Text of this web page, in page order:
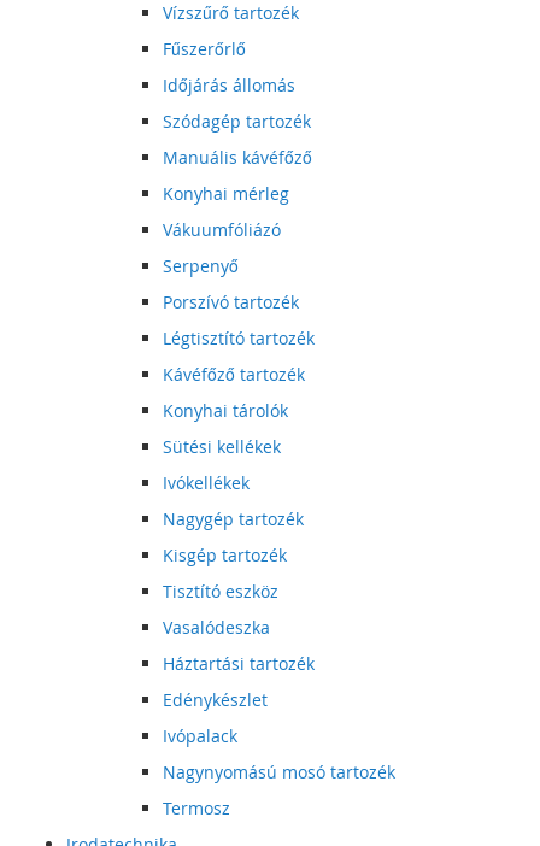
Vízszűrő tartozék
Fűszerőrlő
Időjárás állomás
Szódagép tartozék
Manuális kávéfőző
Konyhai mérleg
Vákuumfóliázó
Serpenyő
Porszívó tartozék
Légtisztító tartozék
Kávéfőző tartozék
Konyhai tárolók
Sütési kellékek
Ivókellékek
Nagygép tartozék
Kisgép tartozék
Tisztító eszköz
Vasalódeszka
Háztartási tartozék
Edénykészlet
Ivópalack
Nagynyomású mosó tartozék
Termosz